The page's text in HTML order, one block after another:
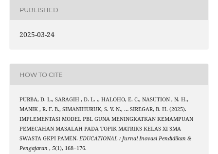
PUBLISHED
2025-03-24
HOW TO CITE
PURBA, D. L., SARAGIH , D. L. ., HALOHO, E. C., NASUTION , N. H.,
MANIK , R. F. B., SIMANIHURUK, S. V. N., … SIREGAR, B. H. (2025).
IMPLEMENTASI MODEL PBL GUNA MENINGKATKAN KEMAMPUAN
PEMECAHAN MASALAH PADA TOPIK MATRIKS KELAS XI SMA
SWASTA GKPI PAMEN. EDUCATIONAL : Jurnal Inovasi Pendidikan &
Pengajaran , 5(1), 168–176.